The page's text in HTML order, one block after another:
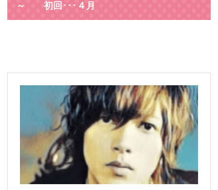
～ 初回･･･４月